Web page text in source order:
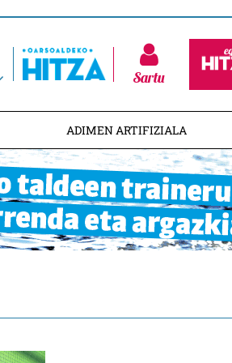
Sartu
ADIMEN ARTIFIZIALA